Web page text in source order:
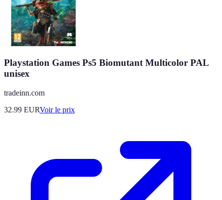
Playstation Games Ps5 Biomutant Multicolor PAL
unisex
tradeinn.com
32.99 EURVoir le prix